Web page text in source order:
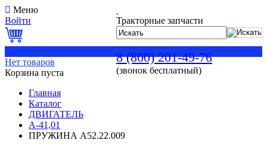
Тракторные запчасти
8 (800) 201-49-76
(звонок бесплатный)
Меню
Войти
Нет товаров
Корзина пуста
Главная
Каталог
ДВИГАТЕЛЬ
А-41,01
ПРУЖИНА А52.22.009